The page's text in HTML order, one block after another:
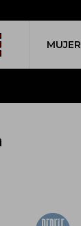
MUJER